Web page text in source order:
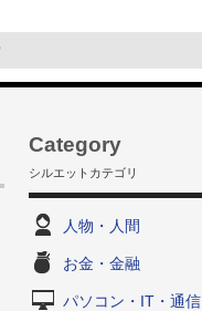
Category
シルエットカテゴリ
人物・人間
お金・金融
パソコン・IT・通信